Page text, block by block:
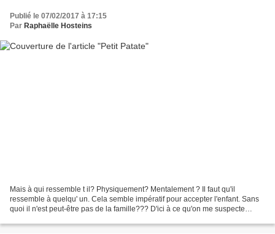
Publié le 07/02/2017 à 17:15
Par Raphaëlle Hosteins
Mais à qui ressemble t il? Physiquement? Mentalement ? Il faut qu'il
ressemble à quelqu' un. Cela semble impératif pour accepter l'enfant. Sans
quoi il n'est peut-être pas de la famille??? D'ici à ce qu'on me suspecte